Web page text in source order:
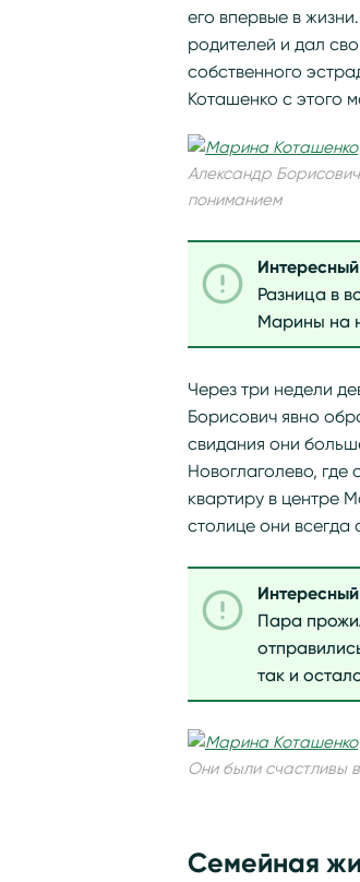
его впервые в
родителей и дал
собственного
Коташенко с этого
Александр
пониманием
Разница в
Марины на
Через три недели
Борисович явно
свидания они
Новоглаголево, где
квартиру в центре
столице они
Пара
так и
Они были счастливы
Семейная